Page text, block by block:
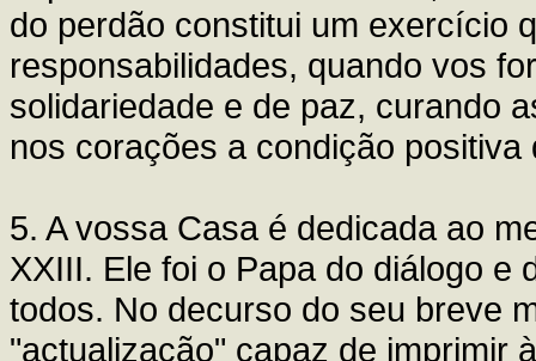
do perdão constitui um exercício
responsabilidades, quando vos
solidariedade e de paz, curando
nos corações a condição positiva
5. A vossa Casa é dedicada ao
XXIII. Ele foi o Papa do diálogo e
todos. No decurso do seu breve
"actualização" capaz de imprimir